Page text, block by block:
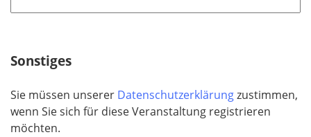
t
l
Sonstiges
Sie müssen unserer Datenschutzerklärungzustimmen,
wenn Sie sich für diese Veranstaltung registrieren
möchten.